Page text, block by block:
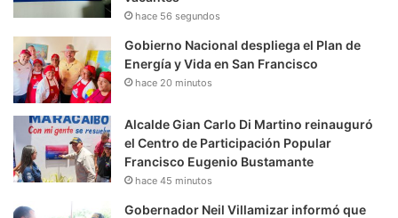
hace 56 segundos
Gobierno Nacional despliega el Plan de
Energía y Vida en San Francisco
hace 20 minutos
Alcalde Gian Carlo Di Martino reinauguró
el Centro de Participación Popular
Francisco Eugenio Bustamante
hace 45 minutos
Gobernador Neil Villamizar informó que